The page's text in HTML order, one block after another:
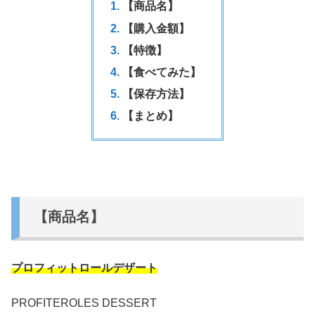
【商品名】
【購入金額】
【特徴】
【食べてみた】
【保存方法】
【まとめ】
【商品名】
プロフィットロールデザート
PROFITEROLES DESSERT